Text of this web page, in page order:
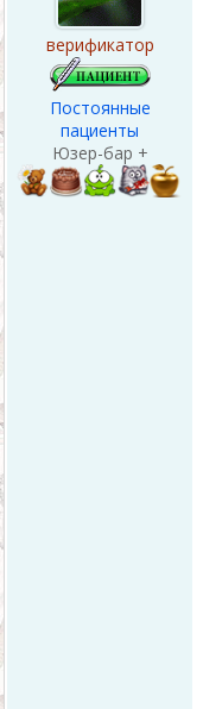
верификатор
Постоянные
пациенты
Юзер-бар +